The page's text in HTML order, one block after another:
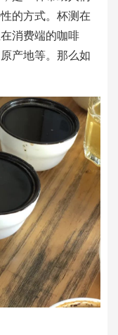
的方式。杯测在
消费端的咖啡
产地等。那么如